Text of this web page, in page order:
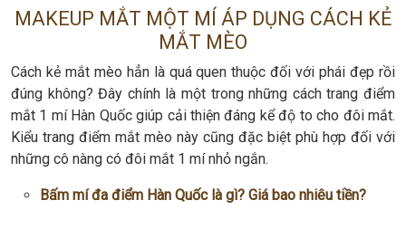
MAKEUP MẮT MỘT MÍ ÁP DỤNG CÁCH KẺ
MẮT MÈO
Cách kẻ mắt mèo hẳn là quá quen thuộc đối với phái đẹp rồi
đúng không? Đây chính là một trong những cách trang điểm
mắt 1 mí Hàn Quốc giúp cải thiện đáng kể độ to cho đôi mắt.
Kiểu trang điểm mắt mèo này cũng đặc biệt phù hợp đối với
những cô nàng có đôi mắt 1 mí nhỏ ngắn.
Bấm mí đa điểm Hàn Quốc là gì? Giá bao nhiêu tiền?